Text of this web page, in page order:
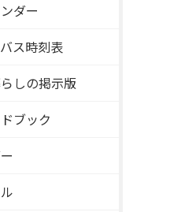
ダー
ス時刻表
しの掲示版
ブック